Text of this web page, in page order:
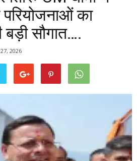
का
बड़ी सौगात….
2026